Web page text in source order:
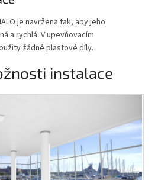
je navržena tak, aby jeho
a rychlá. V upevňovacím
žádné plastové díly.
instalace